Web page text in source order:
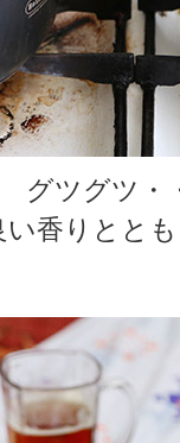
グツグツ・
い香りとと